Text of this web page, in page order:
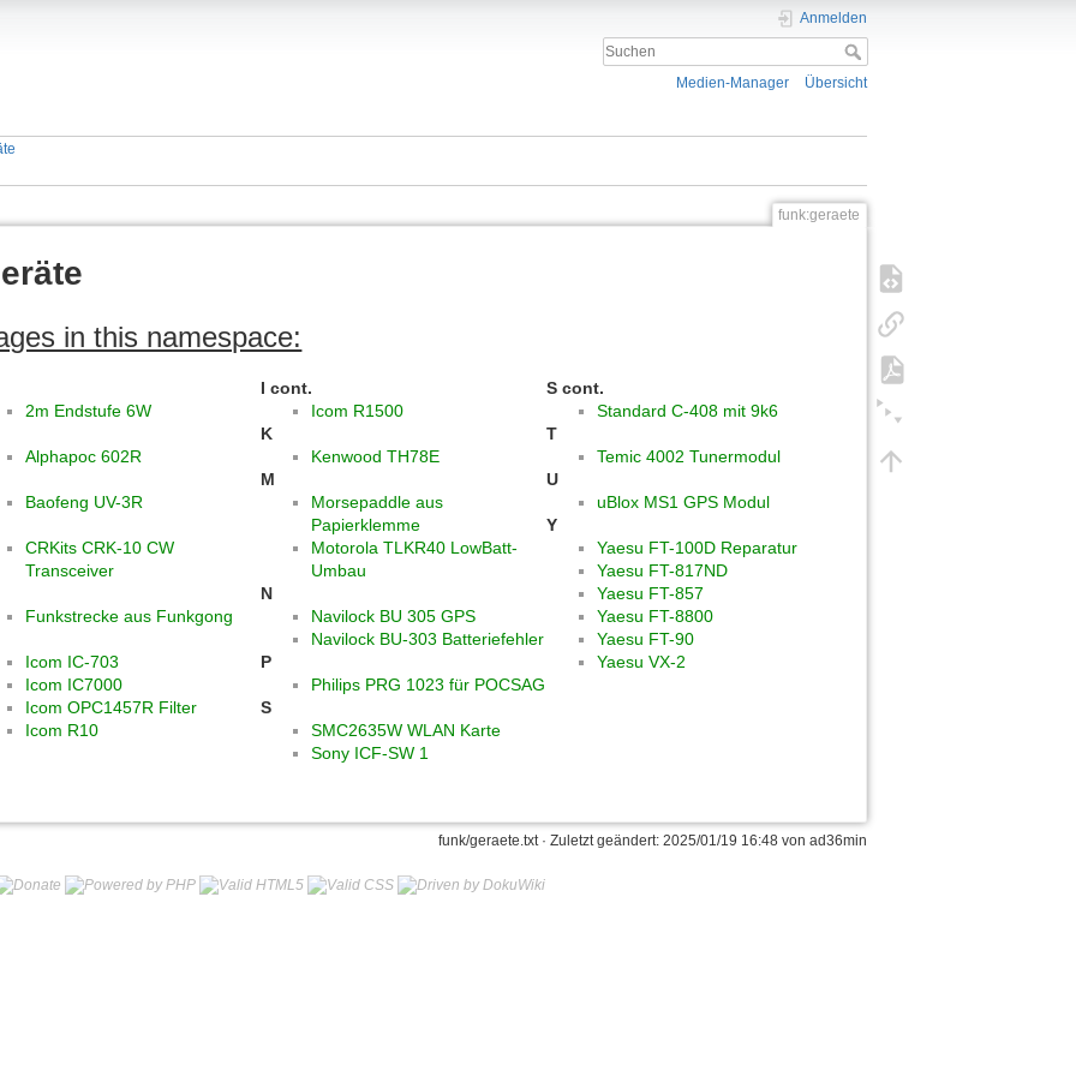
Anmelden
Medien-Manager Übersicht
funk:geraete
in this namespace:
2m Endstufe 6W
Alphapoc 602R
Baofeng UV-3R
CRKits CRK-10 CW
Transceiver
Funkstrecke aus Funkgong
Icom IC-703
Icom IC7000
Icom OPC1457R Filter
Icom R10
I cont.
Icom R1500
K
Kenwood TH78E
M
Morsepaddle aus
Papierklemme
Motorola TLKR40 LowBatt-
Umbau
N
Navilock BU 305 GPS
Navilock BU-303 Batteriefehler
P
Philips PRG 1023 für POCSAG
S
SMC2635W WLAN Karte
Sony ICF-SW 1
S cont.
Standard C-408 mit 9k6
T
Temic 4002 Tunermodul
U
uBlox MS1 GPS Modul
Y
Yaesu FT-100D Reparatur
Yaesu FT-817ND
Yaesu FT-857
Yaesu FT-8800
Yaesu FT-90
Yaesu VX-2
funk/geraete.txt· Zuletzt geändert: 2025/01/19 16:48von ad36min